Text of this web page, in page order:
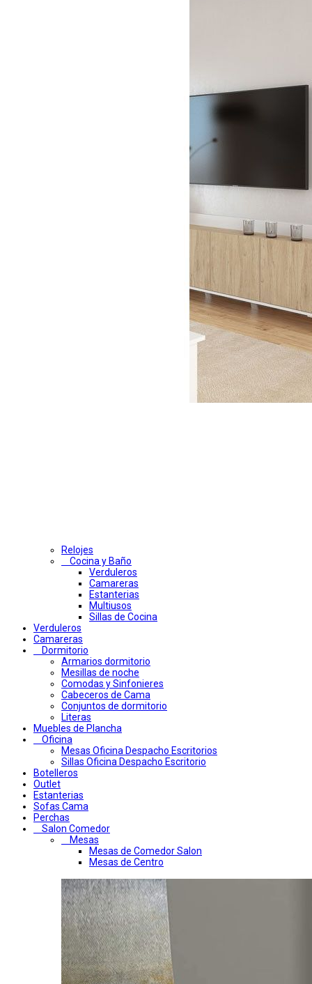
Relojes
Cocina y Baño
Verduleros
Camareras
Estanterias
Multiusos
Sillas de Cocina
Verduleros
Camareras
Dormitorio
Armarios dormitorio
Mesillas de noche
Comodas y Sinfonieres
Cabeceros de Cama
Conjuntos de dormitorio
Literas
Muebles de Plancha
Oficina
Mesas Oficina Despacho Escritorios
Sillas Oficina Despacho Escritorio
Botelleros
Outlet
Estanterias
Sofas Cama
Perchas
Salon Comedor
Mesas
Mesas de Comedor Salon
Mesas de Centro